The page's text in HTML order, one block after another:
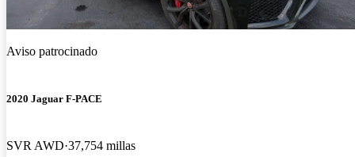
Aviso patrocinado
2020 Jaguar F-PACE
SVR AWD 37,754 millas